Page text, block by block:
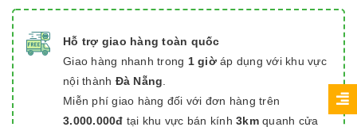
Hỗ trợ giao hàng toàn quốc
Giao hàng nhanh trong 1 giờáp dụng với khu vực
nội thành Đà Nẵng
Miễn phí giao hàng đối với đơn hàng trên
3.000.000đ tại khu vực bán kính 3kmquanh cửa